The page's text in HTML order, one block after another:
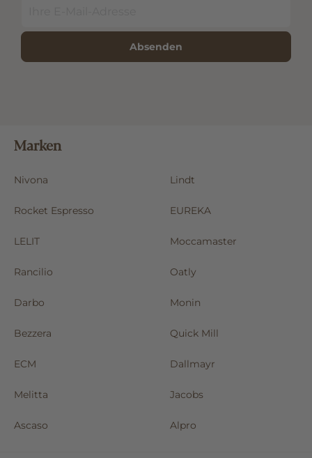
Absenden
Marken
Nivona Lindt
Rocket Espresso EUREKA
LELIT Moccamaster
Rancilio Oatly
Darbo Monin
Bezzera Quick Mill
ECM Dallmayr
Melitta Jacobs
Ascaso Alpro